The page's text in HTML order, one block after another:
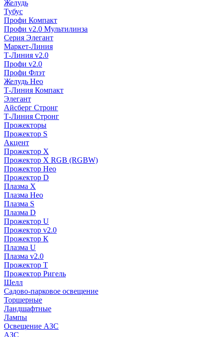
Желудь
Тубус
Профи Компакт
Профи v2.0 Мультилинза
Серия Элегант
Маркет-Линия
Т-Линия v2.0
Профи v2.0
Профи Флэт
Желудь Нео
Т-Линия Компакт
Элегант
Айсберг Стронг
Т-Линия Стронг
Прожекторы
Прожектор S
Акцент
Прожектор X
Прожектор Х RGB (RGBW)
Прожектор Нео
Прожектор D
Плазма X
Плазма Нео
Плазма S
Плазма D
Прожектор U
Прожектор v2.0
Прожектор К
Плазма U
Плазма v2.0
Прожектор Т
Прожектор Ригель
Шелл
Садово-парковое освещение
Торшерные
Ландшафтные
Лампы
Освещение АЗС
АЗС